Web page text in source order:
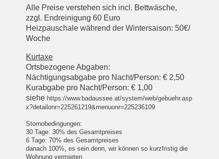
Alle Preise verstehen sich incl. Bettwäsche,
zzgl. Endreinigung 60 Euro
Heizpauschale während der Wintersaison: 50€/
Woche
Kurtaxe
Ortsbezogene Abgaben:
Nächtigungsabgabe pro Nacht/Person: € 2,50
Kurabgabe pro Nacht/Person: € 1,00
siehe https://www.badaussee.at/system/web/gebuehr.asp
x?detailonr=225261219&menuonr=225236109
Stornobedingungen:
30 Tage: 30% des Gesamtpreises
6 Tage: 70% des Gesamtpreises
danach 100%, es sein denn, wir können so kurzfristig die
Wohnung vermieten